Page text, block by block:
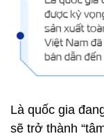
Là quốc gia
sẽ trở thành